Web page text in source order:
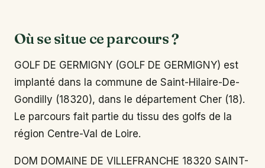
Où se situe ce parcours ?
GOLF DE GERMIGNY (GOLF DE GERMIGNY) est
implanté dans la commune de Saint-Hilaire-De-
Gondilly (18320), dans le département Cher (18).
Le parcours fait partie du tissu des golfs de la
région Centre-Val de Loire.
DOM DOMAINE DE VILLEFRANCHE 18320 SAINT-